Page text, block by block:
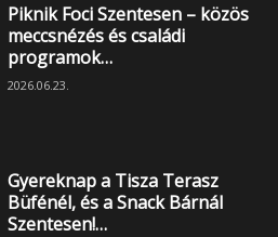
Piknik Foci Szentesen – közös
meccsnézés és családi
programok…
2026.06.23.
Gyereknap a Tisza Terasz
Büfénél, és a Snack Bárnál
Szentesen!…